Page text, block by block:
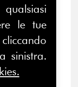
le tue
sinistra.